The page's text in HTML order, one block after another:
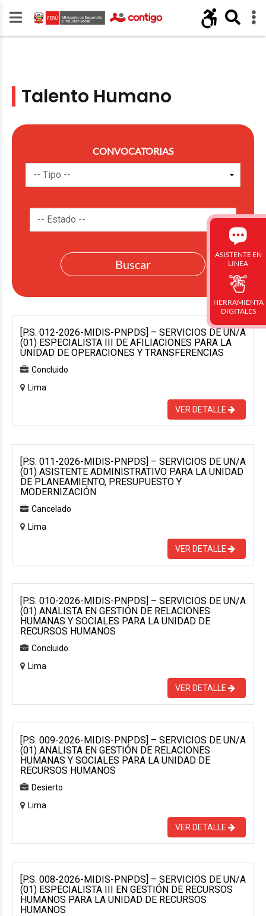
Talento Humano
CONVOCATORIAS
[P.S. 012-2026-MIDIS-PNPDS] – SERVICIOS DE UN/A
(01) ESPECIALISTA III DE AFILIACIONES PARA LA
UNIDAD DE OPERACIONES Y TRANSFERENCIAS
Concluido
Lima
VER DETALLE
[P.S. 011-2026-MIDIS-PNPDS] – SERVICIOS DE UN/A
(01) ASISTENTE ADMINISTRATIVO PARA LA UNIDAD
DE PLANEAMIENTO, PRESUPUESTO Y
MODERNIZACIÓN
Cancelado
Lima
VER DETALLE
[P.S. 010-2026-MIDIS-PNPDS] – SERVICIOS DE UN/A
(01) ANALISTA EN GESTIÓN DE RELACIONES
HUMANAS Y SOCIALES PARA LA UNIDAD DE
RECURSOS HUMANOS
Concluido
Lima
VER DETALLE
[P.S. 009-2026-MIDIS-PNPDS] – SERVICIOS DE UN/A
(01) ANALISTA EN GESTIÓN DE RELACIONES
HUMANAS Y SOCIALES PARA LA UNIDAD DE
RECURSOS HUMANOS
Desierto
Lima
VER DETALLE
[P.S. 008-2026-MIDIS-PNPDS] – SERVICIOS DE UN/A
(01) ESPECIALISTA III EN GESTIÓN DE RECURSOS
HUMANOS PARA LA UNIDAD DE RECURSOS
HUMANOS
ASISTENTE EN
LINEA
HERRAMIENTA
DIGITALES